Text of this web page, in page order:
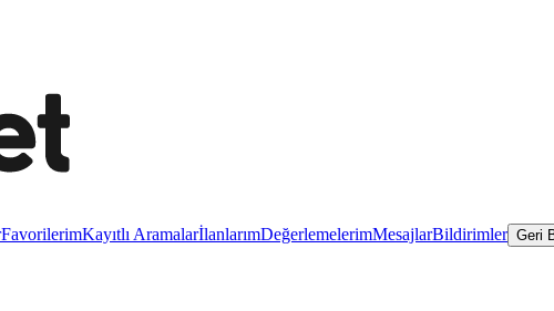
FavorilerimKayıtlı AramalarİlanlarımDeğerlemelerimMesajlarBildirimler Geri